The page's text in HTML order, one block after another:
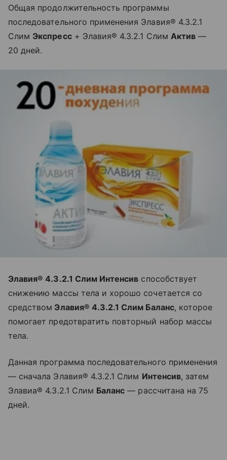
Общая продолжительность программы
последовательного применения Элавия® 4.3.2.1
Слим Экспресс+ Элавия® 4.3.2.1 Слим Актив —
20 дней.
Элавия® 4.3.2.1 Слим Интенсив способствует
снижению массы тела и хорошо сочетается со
средством Элавия® 4.3.2.1 Слим Баланс, которое
помогает предотвратить повторный набор массы
тела.
Данная программа последовательного применения
— сначала Элавия® 4.3.2.1 Слим Интенсив, затем
Элавиа® 4.3.2.1 Слим Баланс — рассчитана на 75
дней.